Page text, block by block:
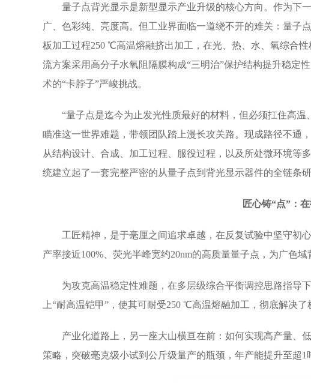
量子点背光显示是新型显示产业升级的核心方向。作为下
广、色彩纯、亮度高。但工业界面临一道绕不开的难关：量子
板加工过程250 ℃高温熔融挤出加工，在光、热、水、氧综合
流方案采用高分子水氧阻隔膜构成“三明治”保护结构提升稳定
术的“卡脖子”严峻挑战。
“量子点是迄今为止发光性质最好的材料，但必须扛住高
瞄准这一世界难题，带领团队踏上漫长攻关路。现成路径不通
从结构设计、合成、加工过程、服役过程，以及所处微环境等
统建立起了一套完整严密的从量子点到背光显示器件的全链条
匠心铸“点”：
工匠精神，是于毫厘之间追求卓越，在反复试验中坚守初
产率接近100%、荧光半峰宽约20nm的高质量量子点，为广色域
为攻克高温稳定性难题，在多层级综合平衡调控思路指导
上“耐高温铠甲”，使其可耐受250 ℃高温熔融加工，彻底解决了
产业化道路上，另一座大山横亘在前：如何实现高产量、
策略，突破毫克级小试到公斤级量产的瓶颈，年产能提升至超1